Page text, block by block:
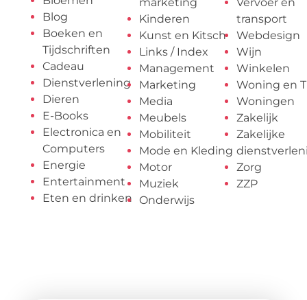
Blog
Boeken en
Tijdschriften
Cadeau
Dienstverlening
Dieren
E-Books
Electronica en
Computers
Energie
Entertainment
Eten en drinken
Kinderen
Kunst en Kitsch
Links / Index
Management
Marketing
Media
Meubels
Mobiliteit
Mode en Kleding
Motor
Muziek
Onderwijs
transport
Webdesign
Wijn
Winkelen
Woning en
Woningen
Zakelijk
Zakelijke
Zorg
ZZP